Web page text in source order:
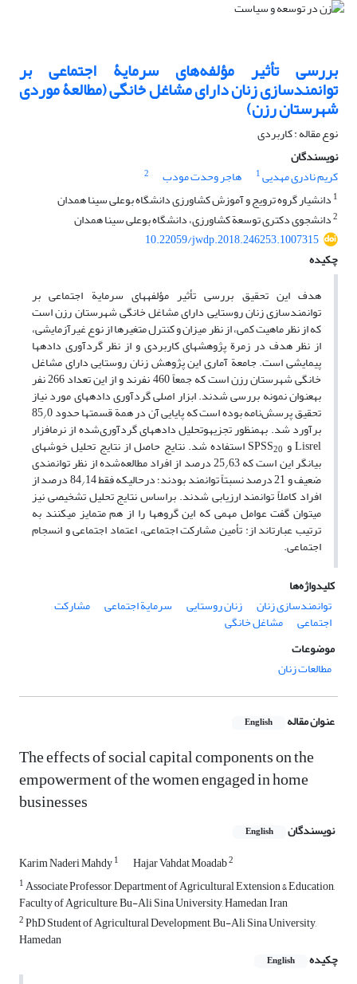
بررسی تأثیر مؤلفه‌های سرمایۀ اجتماعی بر
توانمندسازی زنان دارای مشاغل خانگی (مطالعۀ موردی
شهرستان رزن)
نوع مقاله : کاربردی
نویسندگان
کریم نادری مهدیی1 هاجر وحدت مودب
2
1 دانشیار گروه ترویج و آموزش کشاورزی دانشگاه بوعلی سینا همدان
2دانشجوی دکتری توسعة کشاورزی، دانشگاه بوعلی سینا همدان
10.22059/jwdp.2018.246253.1007315
چکیده
هدف این تحقیق بررسی تأثیر مؤلفه‏های سرمایة اجتماعی بر
توانمندسازی زنان روستایی دارای مشاغل خانگی شهرستان رزن است
که از نظر ماهیت کمی، از نظر میزان و کنترل متغیرها از نوع غیرآزمایشی،
از نظر هدف در زمرة پژوهش‏های کاربردی و از نظر گردآوری داده‏ها
پیمایشی است. جامعة آماری این پژوهش زنان روستایی دارای مشاغل
خانگی شهرستان رزن است که جمعاً 460 نفرند و از این تعداد 266 نفر
به‏عنوان نمونه بررسی شدند. ابزار اصلی گردآوری داده‏های مورد نیاز
تحقیق پرسش‌نامه بوده است که پایایی آن در همة قسمت‏ها حدود 85 /0
برآورد شد. به‏منظور تجزیه‏وتحلیل داده‏های گردآوری‌شده از نرم‏افزار
Lisrel و SPSS 20 استفاده شد. نتایج حاصل از نتایج تحلیل خوشه‏ای
بیانگر این است که 25 / 63 درصد از افراد مطالعه‌شده از نظر توانمندی
ضعیف و 21 درصد نسبتاً توانمند بودند؛ درحالی‏که فقط 84 / 14 درصد از
افراد کاملاً توانمند ارزیابی شدند. بر‌اساس نتایج تحلیل تشخیصی نیز
می‏توان گفت عوامل مهمی که این گروه‏ها را از هم متمایز می‏کنند به
ترتیب عبارت‏اند از: تأمین مشارکت اجتماعی، اعتماد اجتماعی و انسجام
اجتماعی.
کلیدواژه‌ها
توانمندسازی زنان
زنان روستایی سرمایة اجتماعی مشارکت
اجتماعی
مشاغل خانگی
موضوعات
مطالعات زنان
عنوان مقاله English
The effects of social capital components on the
empowerment of the women engaged in home
businesses
نویسندگان English
Karim Naderi Mahdy1 Hajar Vahdat Moadab2
1Associate Professor, Department of Agricultural Extension & Education,
Faculty of Agriculture, Bu-Ali Sina University, Hamedan, Iran
2PhD Student of Agricultural Development, Bu-Ali Sina University,
Hamedan
چکیده
English